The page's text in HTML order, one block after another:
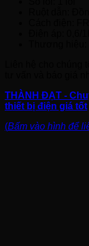
THÀNH ĐẠT -
thiết bị điện giá tốt
(Bấm vào hình để